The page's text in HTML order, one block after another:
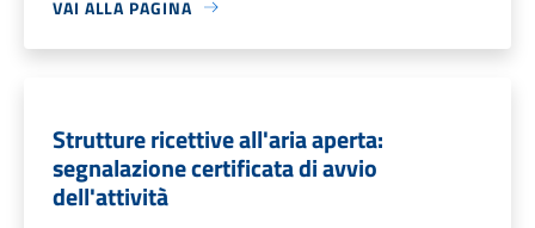
VAI ALLA PAGINA
Strutture ricettive all'aria aperta:
segnalazione certificata di avvio
dell'attività